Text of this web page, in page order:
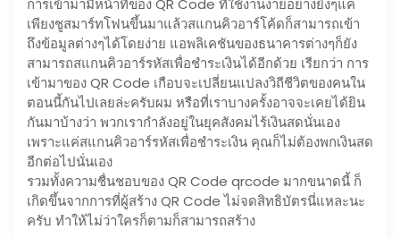
เพียงชูสมาร์ทโฟนขึ้นมาแล้วสแกนคิวอาร์โค้ดก็สามารถเข้า
ถึงข้อมูลต่างๆได้โดยง่าย แอพลิเคชันของธนาคารต่างๆก็ยัง
สามารถสแกนคิวอาร์รหัสเพื่อชำระเงินได้อีกด้วย เรียกว่า การ
เข้ามาของ QR Code เกือบจะเปลี่ยนแปลงวิถีชีวิตของคนใน
ตอนนี้กันไปเลยล่ะครับผม หรือที่เราบางครั้งอาจจะเคยได้ยิน
กันมาบ้างว่า พวกเรากำลังอยู่ในยุคสังคมไร้เงินสดนั่นเอง
เพราะแค่สแกนคิวอาร์รหัสเพื่อชำระเงิน คุณก็ไม่ต้องพกเงินสด
อีกต่อไปนั่นเอง
รวมทั้งความชื่นชอบของ QR Code qrcode มากขนาดนี้ ก็
เกิดขึ้นจากการที่ผู้สร้าง QR Code ไม่จดสิทธิบัตรนี่แหละนะ
ครับ ทำให้ไม่ว่าใครก็ตามก็สามารถสร้าง